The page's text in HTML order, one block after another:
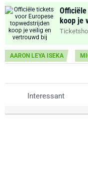
koop je
AARON LEYA ISEKA
Interessant